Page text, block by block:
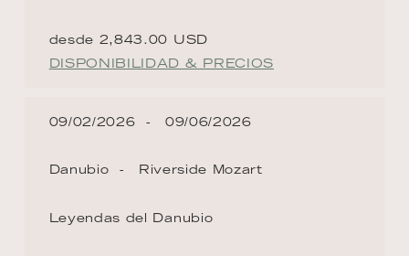
desde 2,843.00 USD
DISPONIBILIDAD & PRECIOS
09/02/2026 09/06/2026
Danubio Riverside Mozart
Leyendas del Danubio